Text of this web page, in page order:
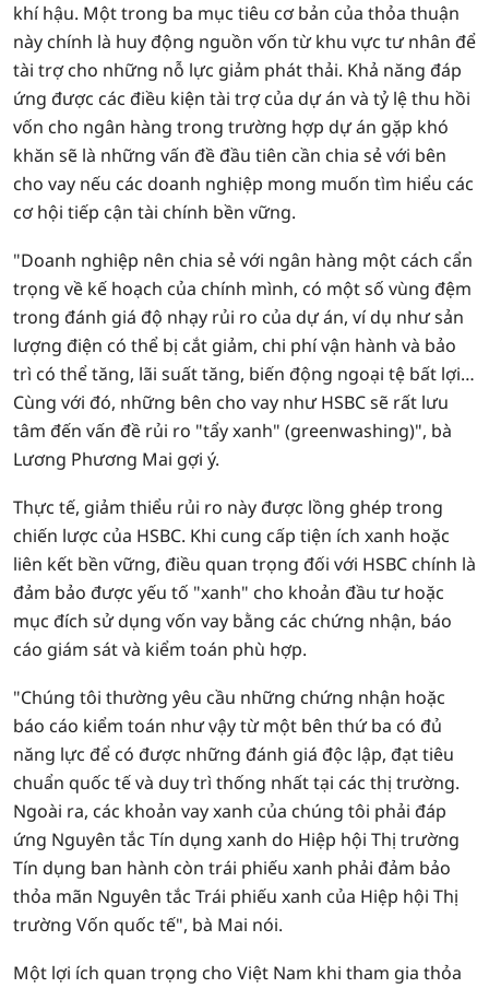
khí hậu. Một trong ba mục tiêu cơ bản của thỏa thuận
này chính là huy động nguồn vốn từ khu vực tư nhân để
tài trợ cho những nỗ lực giảm phát thải. Khả năng đáp
ứng được các điều kiện tài trợ của dự án và tỷ lệ thu hồi
vốn cho ngân hàng trong trường hợp dự án gặp khó
khăn sẽ là những vấn đề đầu tiên cần chia sẻ với bên
cho vay nếu các doanh nghiệp mong muốn tìm hiểu các
cơ hội tiếp cận tài chính bền vững.
"Doanh nghiệp nên chia sẻ với ngân hàng một cách cẩn
trọng về kế hoạch của chính mình, có một số vùng đệm
trong đánh giá độ nhạy rủi ro của dự án, ví dụ như sản
lượng điện có thể bị cắt giảm, chi phí vận hành và bảo
trì có thể tăng, lãi suất tăng, biến động ngoại tệ bất lợi…
Cùng với đó, những bên cho vay như HSBC sẽ rất lưu
tâm đến vấn đề rủi ro "tẩy xanh" (greenwashing)", bà
Lương Phương Mai gợi ý.
Thực tế, giảm thiểu rủi ro này được lồng ghép trong
chiến lược của HSBC. Khi cung cấp tiện ích xanh hoặc
liên kết bền vững, điều quan trọng đối với HSBC chính là
đảm bảo được yếu tố "xanh" cho khoản đầu tư hoặc
mục đích sử dụng vốn vay bằng các chứng nhận, báo
cáo giám sát và kiểm toán phù hợp.
"Chúng tôi thường yêu cầu những chứng nhận hoặc
báo cáo kiểm toán như vậy từ một bên thứ ba có đủ
năng lực để có được những đánh giá độc lập, đạt tiêu
chuẩn quốc tế và duy trì thống nhất tại các thị trường.
Ngoài ra, các khoản vay xanh của chúng tôi phải đáp
ứng Nguyên tắc Tín dụng xanh do Hiệp hội Thị trường
Tín dụng ban hành còn trái phiếu xanh phải đảm bảo
thỏa mãn Nguyên tắc Trái phiếu xanh của Hiệp hội Thị
trường Vốn quốc tế", bà Mai nói.
Một lợi ích quan trọng cho Việt Nam khi tham gia thỏa